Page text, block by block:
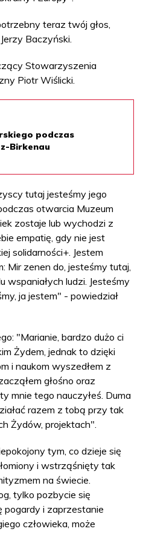
teraz twój głos,
Baczyński.
Stowarzyszenia
Piotr Wiślicki.
podczas
Birkenau
tutaj jesteśmy jego
otwarcia Muzeum
zostaje lub wychodzi z
empatię, gdy nie jest
solidarności+. Jestem
Mir zenen do, jesteśmy tutaj,
wspaniałych ludzi. Jesteśmy
ja jestem" - powiedział
"Marianie, bardzo dużo ci
Żydem, jednak to dzięki
i naukom wyszedłem z
głośno oraz
mnie tego nauczyłeś. Duma
razem z tobą przy tak
Żydów, projektach".
tym, co dzieje się
i wstrząśnięty tak
na świecie.
tylko pozbycie się
pogardy i zaprzestanie
człowieka, może